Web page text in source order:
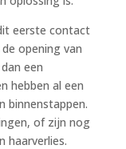
eerste contact
opening van
een
hebben al een
binnenstappen.
of zijn nog
haarverlies.